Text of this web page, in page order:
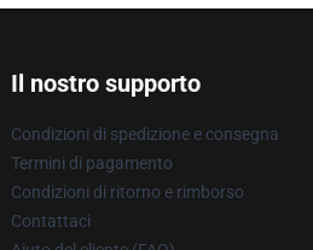
Il nostro supporto
Condizioni di spedizione e consegna
Termini di pagamento
Condizioni di ritorno e rimborso
Contattaci